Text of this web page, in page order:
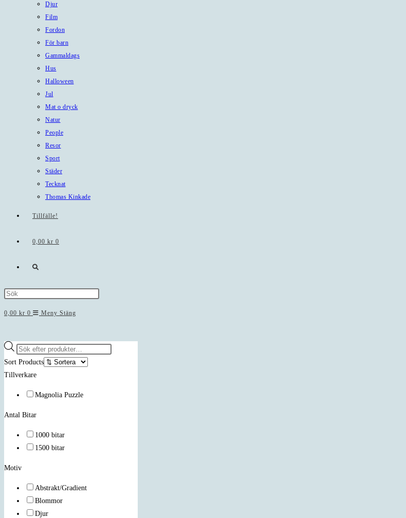
Djur
Film
Fordon
För barn
Gammaldags
Hus
Halloween
Jul
Mat o dryck
Natur
People
Resor
Sport
Städer
Tecknat
Thomas Kinkade
Tillfälle!
0,00 kr 0
Slå
webbplatssökning
the
0,00 kr 0 Meny Stäng
Products
search
Sort Products
Tillverkare
Magnolia Puzzle
Antal Bitar
1000 bitar
1500 bitar
Motiv
Abstrakt/Gradient
Blommor
Djur